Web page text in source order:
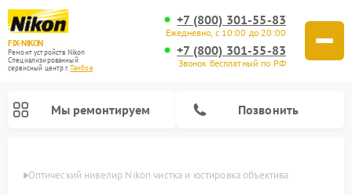
FIX-NIKON
Ремонт устройств Nikon
Специализированный
cервисный центр г.Тамбов
+7 (800) 301-55-83
Ежедневно, с 10:00 до 20:00
+7 (800) 301-55-83
Звонок бесплатный по РФ
Мы ремонтируем Позвонить
Оптический нивелир Nikon чистка и юстировка объектива